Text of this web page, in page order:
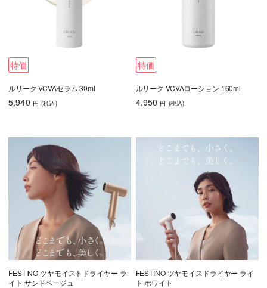
特価
ルリーク VCVAセラム 30ml
5,940 円 (税込)
特価
ルリーク VCVAローション 160ml
4,950 円 (税込)
FESTINO ツヤモイストドライヤー ラ
イト サンドベージュ
FESTINO ツヤモイスドライヤー ライ
ト ホワイト